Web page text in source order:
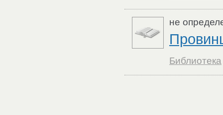
не
Библиотека